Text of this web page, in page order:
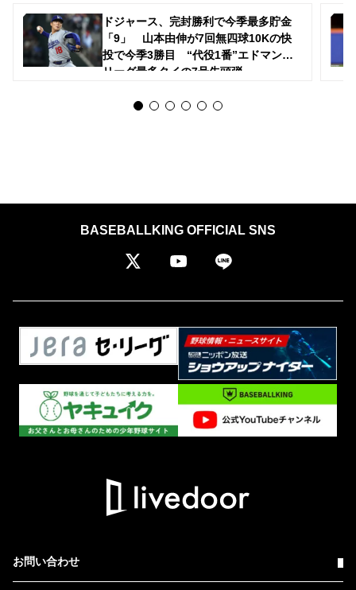
ドジャース、完封勝利で今季最多貯金
「9」 山本由伸が7回無四球10Kの快
投で今季3勝目 “代役1番”エドマンが
リーグ最多タイの7号先頭弾
BASEBALLKING OFFICIAL SNS
お問い合わせ